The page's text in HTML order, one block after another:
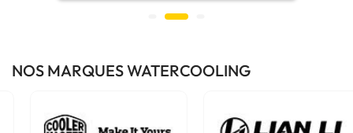
NOS MARQUES WATERCOOLING